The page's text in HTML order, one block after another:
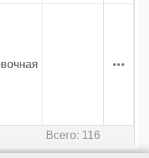
Всего: 116